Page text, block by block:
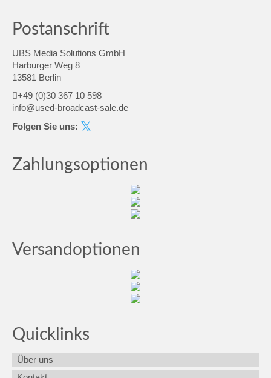
Postanschrift
UBS Media Solutions GmbH
Harburger Weg 8
13581 Berlin
+49 (0)30 367 10 598
info@used-broadcast-sale.de
Folgen Sie uns:
Zahlungsoptionen
Versandoptionen
Quicklinks
Über uns